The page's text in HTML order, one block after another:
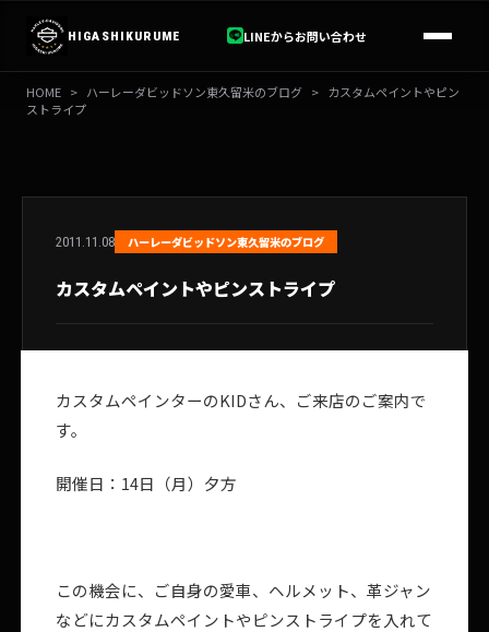
ス
HIGASHIKURUME LINEからお問い合わせ
HOME > ハーレーダビッドソン東久留米のブログ > カスタムペイントやピン
ストライプ
2011.11.08 ハーレーダビッドソン東久留米のブログ
カスタムペイントやピンストライプ
カスタムペインターのKIDさん、ご来店のご案内で
す。
開催日：14日（月）夕方
この機会に、ご自身の愛車、ヘルメット、革ジャン
などにカスタムペイントやピンストライプを入れて